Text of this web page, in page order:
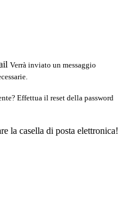
Verrà inviato un messaggio
Effettua il reset della password
la casella di posta elettronica!